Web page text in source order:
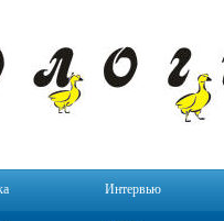
Интервью